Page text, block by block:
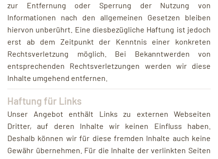
zur Entfernung oder Sperrung der Nutzung von
Informationen nach den allgemeinen Gesetzen bleiben
hiervon unberührt. Eine diesbezügliche Haftung ist jedoch
erst ab dem Zeitpunkt der Kenntnis einer konkreten
Rechtsverletzung möglich. Bei Bekanntwerden von
entsprechenden Rechtsverletzungen werden wir diese
Inhalte umgehend entfernen.
Haftung für Links
Unser Angebot enthält Links zu externen Webseiten
Dritter, auf deren Inhalte wir keinen Einfluss haben.
Deshalb können wir für diese fremden Inhalte auch keine
Gewähr übernehmen. Für die Inhalte der verlinkten Seiten